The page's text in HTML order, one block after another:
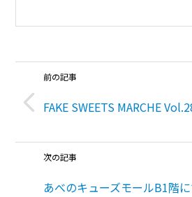
前の記事
FAKE SWEETS MARCHE
次の記事
あべのキューズモールB1階